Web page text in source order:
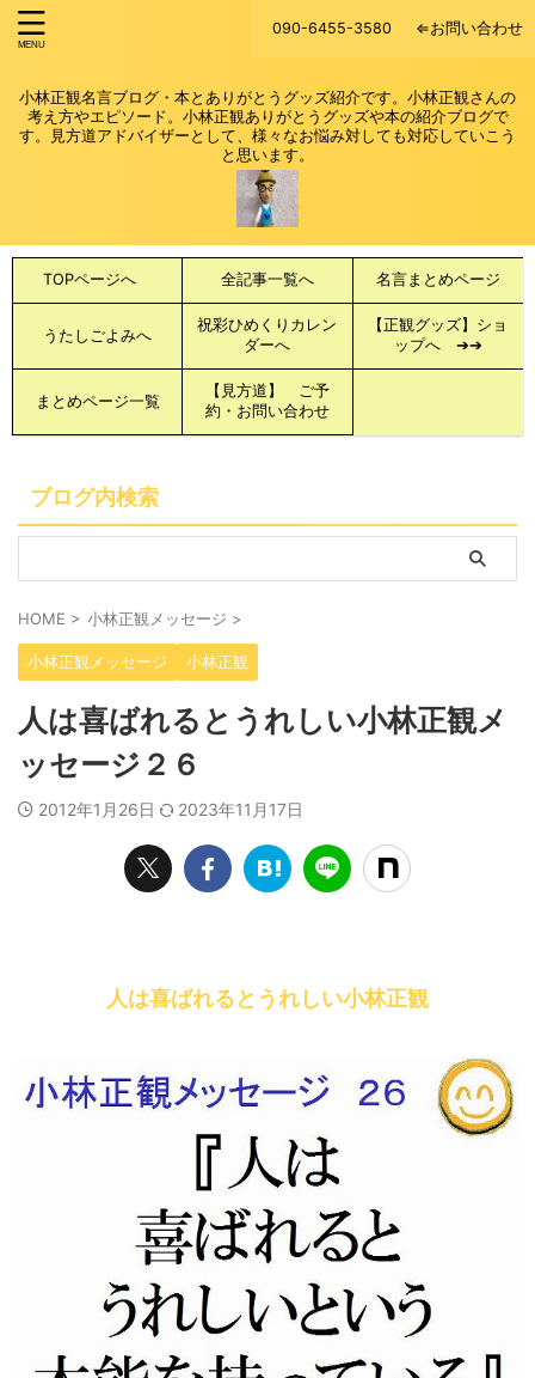
090-6455-3580 ⇐お問い合わせ
小林正観名言ブログ・本とありがとうグッズ紹介です。小林正観さんの
考え方やエピソード。小林正観ありがとうグッズや本の紹介ブログで
す。見方道アドバイザーとして、様々なお悩み対しても対応していこう
と思います。
TOPページへ 全記事一覧へ 名言まとめページ
うたしごよみへ
祝彩ひめくりカレン
ダーへ
【正観グッズ】ショ
ップへ ➔➔
まとめページ一覧
【見方道】 ご予
約・お問い合わせ
ブログ内検索
HOME > 小林正観メッセージ >
小林正観メッセージ 小林正観
人は喜ばれるとうれしい小林正観メ
ッセージ２６
2012年1月26日 2023年11月17日
人は喜ばれるとうれしい小林正観